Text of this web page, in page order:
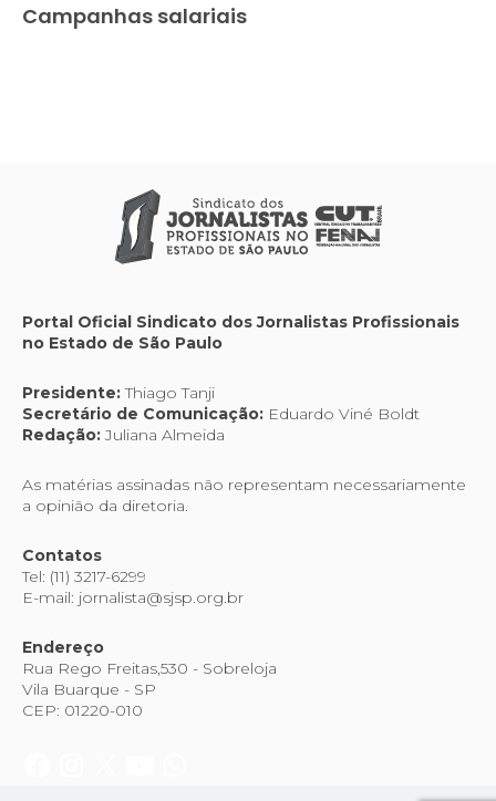
Campanhas salariais
Portal Oficial Sindicato dos Jornalistas Profissionais
no Estado de São Paulo
Presidente:Thiago Tanji
Secretário de Comunicação: Eduardo Viné Boldt
Redação:Juliana Almeida
As matérias assinadas não representam necessariamente
a opinião da diretoria.
Contatos
Tel: (11) 3217-6299
E-mail: jornalista@sjsp.org.br
Endereço
Rua Rego Freitas,530 - Sobreloja
Vila Buarque - SP
CEP: 01220-010